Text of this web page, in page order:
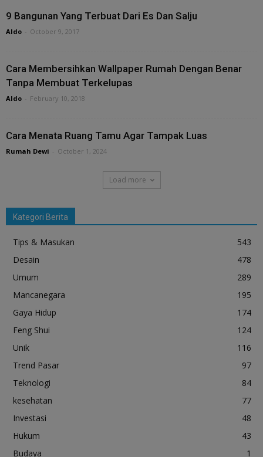
9 Bangunan Yang Terbuat Dari Es Dan Salju
Aldo October 9, 2017
Cara Membersihkan Wallpaper Rumah Dengan Benar
Tanpa Membuat Terkelupas
Aldo February 10, 2018
Cara Menata Ruang Tamu Agar Tampak Luas
Rumah Dewi October 1, 2024
Load more
Kategori Berita
Tips & Masukan
543
Desain
478
Umum
289
Mancanegara
195
Gaya Hidup
174
Feng Shui
124
Unik
116
Trend Pasar
97
Teknologi
84
kesehatan
77
Investasi
48
Hukum
43
Budaya
1